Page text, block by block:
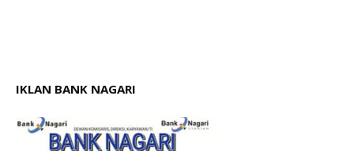
IKLAN BANK NAGARI